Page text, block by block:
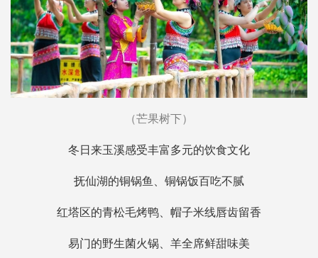
（芒果树下）
冬日来玉溪感受丰富多元的饮食文化
抚仙湖的铜锅鱼、铜锅饭百吃不腻
红塔区的青松毛烤鸭、帽子米线唇齿留香
易门的野生菌火锅、羊全席鲜甜味美